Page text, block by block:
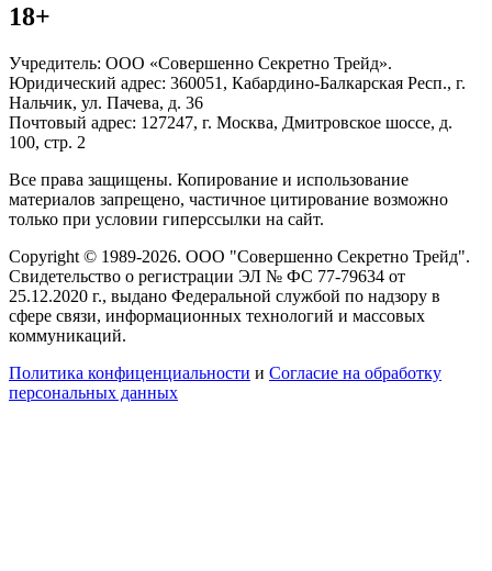
18+
Учредитель: ООО «Совершенно Секретно Трейд».
Юридический адрес: 360051, Кабардино-Балкарская Респ., г.
Нальчик, ул. Пачева, д. 36
Почтовый адрес: 127247, г. Москва, Дмитровское шоссе, д.
100, стр. 2
Все права защищены. Копирование и использование
материалов запрещено, частичное цитирование возможно
только при условии гиперссылки на сайт.
Copyright © 1989-2026. ООО "Совершенно Секретно Трейд".
Свидетельство о регистрации ЭЛ № ФС 77-79634 от
25.12.2020 г., выдано Федеральной службой по надзору в
сфере связи, информационных технологий и массовых
коммуникаций.
Политика конфиценциальности и Согласие на обработку
персональных данных